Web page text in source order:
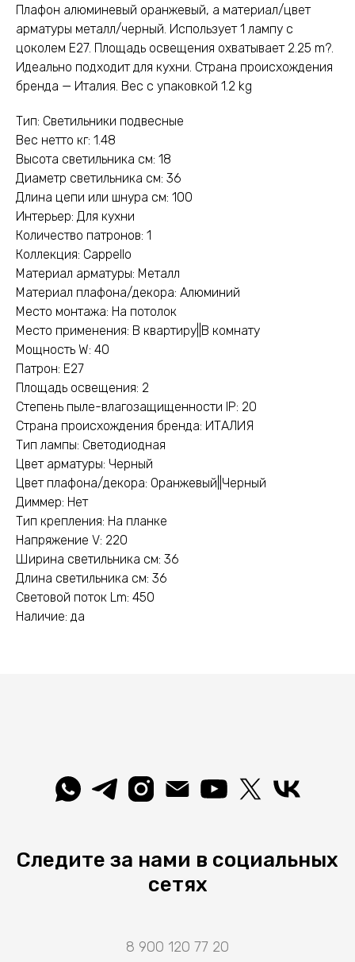
Плафон алюминевый оранжевый, а материал/цвет
арматуры металл/черный. Использует 1 лампу с
цоколем E27. Площадь освещения охватывает 2.25 m?.
Идеально подходит для кухни. Страна происхождения
бренда — Италия. Вес с упаковкой 1.2 kg
Тип: Светильники подвесные
Вес нетто кг: 1.48
Высота светильника см: 18
Диаметр светильника см: 36
Длина цепи или шнура см: 100
Интерьер: Для кухни
Количество патронов: 1
Коллекция: Cappello
Материал арматуры: Металл
Материал плафона/декора: Алюминий
Место монтажа: На потолок
Место применения: В квартиру||В комнату
Мощность W: 40
Патрон: E27
Площадь освещения: 2
Степень пыле-влагозащищенности IP: 20
Страна происхождения бренда: ИТАЛИЯ
Тип лампы: Светодиодная
Цвет арматуры: Черный
Цвет плафона/декора: Оранжевый||Черный
Диммер: Нет
Тип крепления: На планке
Напряжение V: 220
Ширина светильника см: 36
Длина светильника см: 36
Световой поток Lm: 450
Наличие: да
Следите за нами в социальных
сетях
8 900 120 77 20